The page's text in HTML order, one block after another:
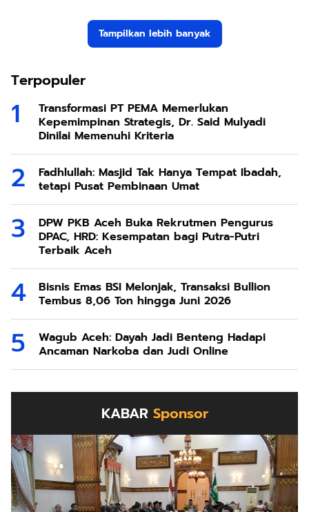
Tampilkan lebih banyak
Terpopuler
Transformasi PT PEMA Memerlukan
Kepemimpinan Strategis, Dr. Said Mulyadi
Dinilai Memenuhi Kriteria
Fadhlullah: Masjid Tak Hanya Tempat Ibadah,
tetapi Pusat Pembinaan Umat
DPW PKB Aceh Buka Rekrutmen Pengurus
DPAC, HRD: Kesempatan bagi Putra-Putri
Terbaik Aceh
Bisnis Emas BSI Melonjak, Transaksi Bullion
Tembus 8,06 Ton hingga Juni 2026
Wagub Aceh: Dayah Jadi Benteng Hadapi
Ancaman Narkoba dan Judi Online
KABAR Sponsor